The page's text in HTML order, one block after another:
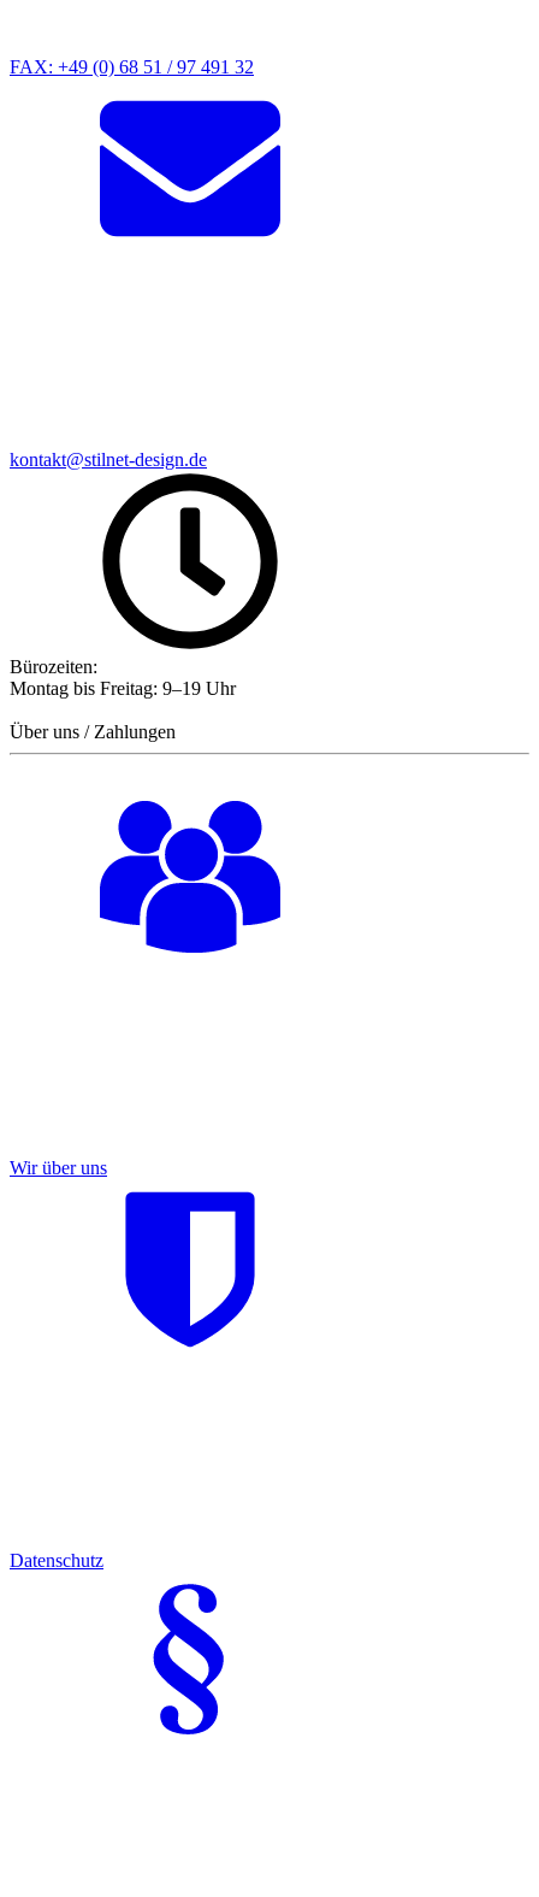
FAX: +49 (0) 68 51 / 97 491 32
kontakt@stilnet-design.de
Bürozeiten:
Montag bis Freitag: 9–19 Uhr
Über uns / Zahlungen
Wir über uns
Datenschutz